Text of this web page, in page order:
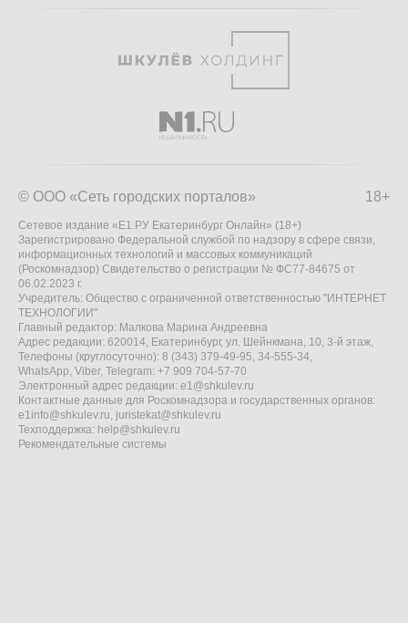
18+
© ООО «Сеть городских порталов»
Сетевое издание «Е1.РУ Екатеринбург Онлайн» (18+)
Зарегистрировано Федеральной службой по надзору в сфере связи,
информационных технологий и массовых коммуникаций
(Роскомнадзор) Свидетельство о регистрации № ФС77-84675 от
06.02.2023 г.
Учредитель: Общество с ограниченной ответственностью "ИНТЕРНЕТ
ТЕХНОЛОГИИ"
Главный редактор: Малкова Марина Андреевна
Адрес редакции: 620014, Екатеринбург, ул. Шейнкмана, 10, 3-й этаж,
Телефоны (круглосуточно): 8 (343) 379-49-95, 34-555-34,
WhatsApp, Viber, Telegram: +7 909 704-57-70
Электронный адрес редакции: e1@shkulev.ru
Контактные данные для Роскомнадзора и государственных органов:
e1info@shkulev.ru, juristekat@shkulev.ru
Техподдержка: help@shkulev.ru
Рекомендательные системы